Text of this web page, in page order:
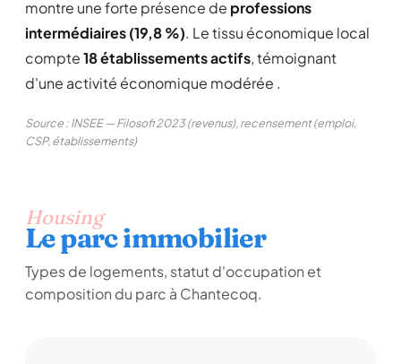
montre une forte présence de professions
intermédiaires (19,8 %). Le tissu économique local
compte18 établissements actifs, témoignant
d'une activité économique modérée .
Source : INSEE — Filosofi 2023 (revenus), recensement (emploi,
CSP, établissements)
Housing
Le parc immobilier
Types de logements, statut d'occupation et
composition du parc à Chantecoq.